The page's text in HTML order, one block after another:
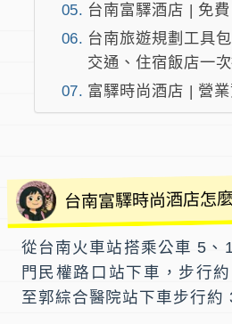
台南富驛酒店 | 免
台南旅遊規劃工具
交通、住宿飯店一
富驛時尚酒店 | 營
台南富驛時尚酒店怎
從 台南火車站搭乘公車 5、
門民權路口站下車，步行
至郭綜合醫院站下車步行約